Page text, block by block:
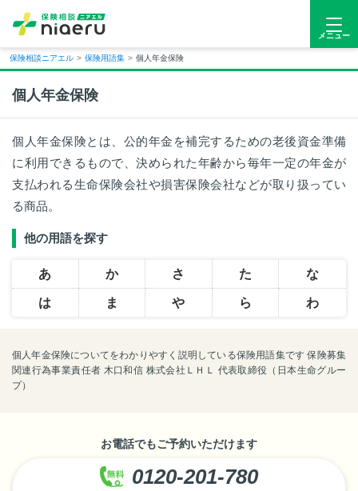
メニュー
保険相談ニアエル > 保険用語集 > 個人年金保険
個人年金保険
個人年金保険とは、公的年金を補完するための老後資金準備
に利用できるもので、決められた年齢から毎年一定の年金が
支払われる生命保険会社や損害保険会社などが取り扱ってい
る商品。
他の用語を探す
あ か さ た な
は ま や ら わ
個人年金保険についてをわかりやすく説明している保険用語集です 保険募集
関連行為事業責任者 木口和信 株式会社ＬＨＬ 代表取締役（日本生命グルー
プ）
お電話でもご予約いただけます
0120-201-780